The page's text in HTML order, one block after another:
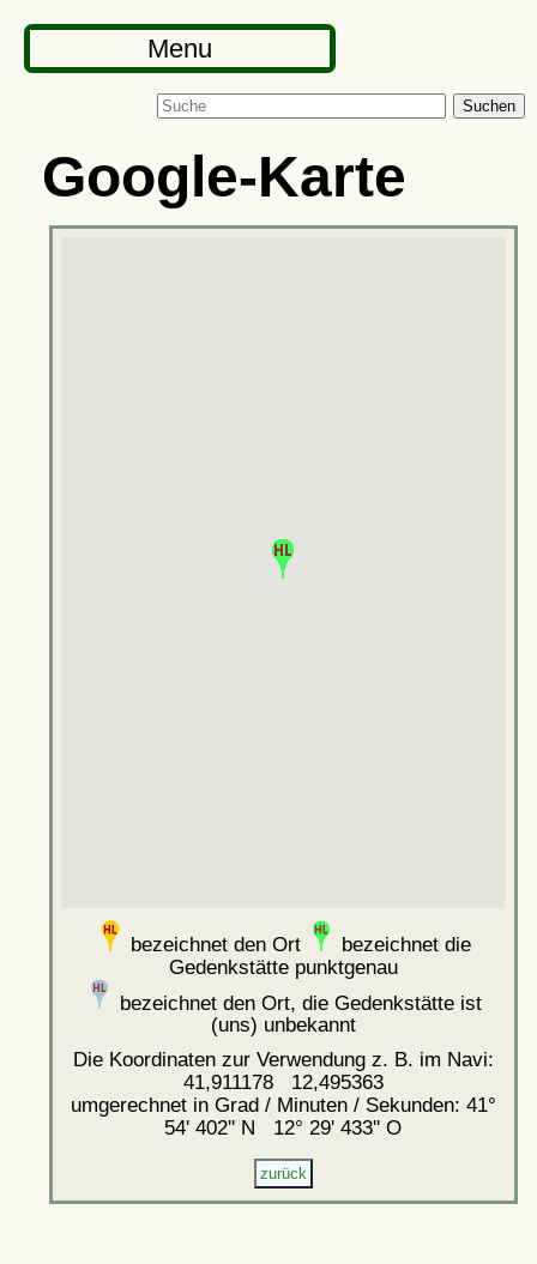
Menu
Suchen
Google-Karte
bezeichnet den Ort
bezeichnet die
Gedenkstätte punktgenau
bezeichnet den Ort, die Gedenkstätte ist
(uns) unbekannt
Die Koordinaten zur Verwendung z. B. im Navi:
41,911178 12,495363
umgerechnet in Grad / Minuten / Sekunden: 41°
54' 402'' N 12° 29' 433'' O